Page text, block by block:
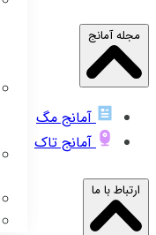
مجله آمانج
آمانج مگ
آمانج تاک
ارتباط با ما